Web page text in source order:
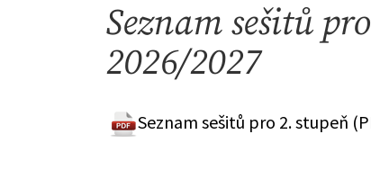
Seznam sešitů
2026/2027
Seznam sešitů pro 2. stupeň